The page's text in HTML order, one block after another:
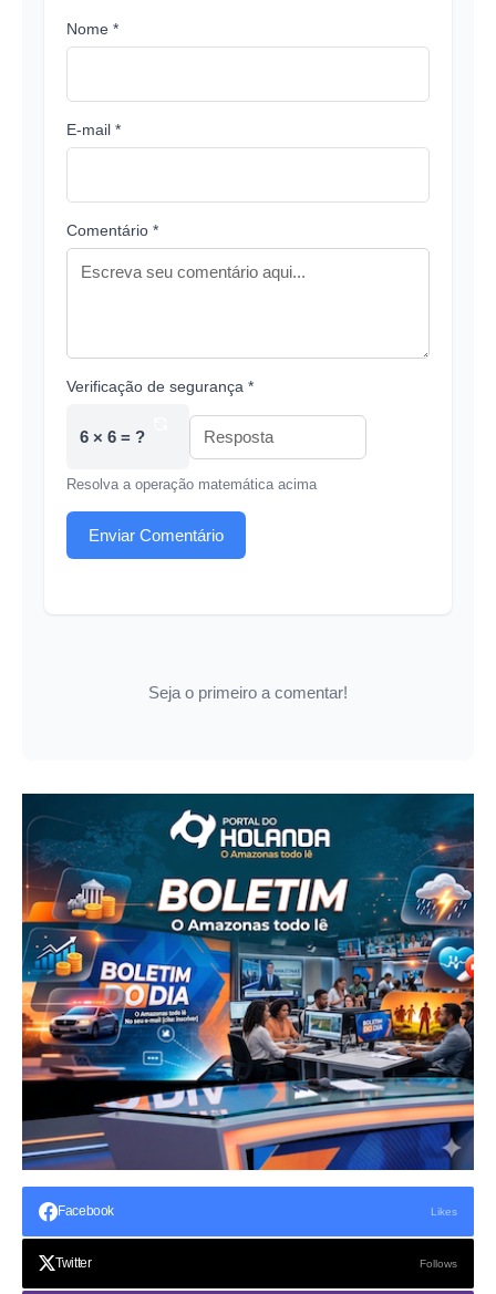
Nome *
E-mail *
Comentário *
Verificação de segurança *
6 × 6 = ?
Resolva a operação matemática acima
Enviar Comentário
Seja o primeiro a comentar!
Facebook Likes
Twitter Follows